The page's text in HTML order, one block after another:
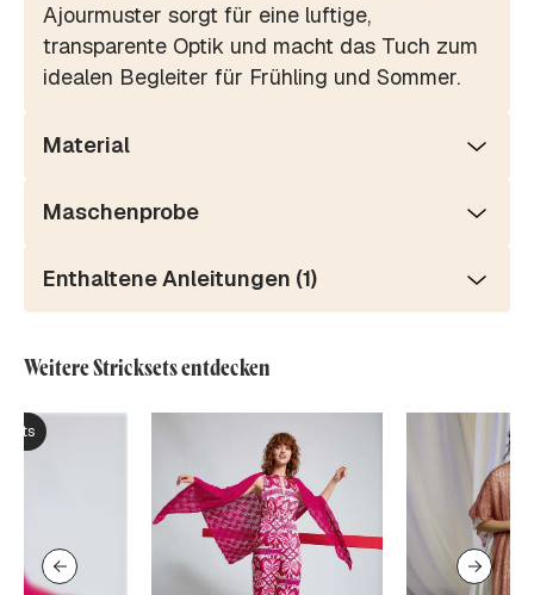
Ajourmuster sorgt für eine luftige,
transparente Optik und macht das Tuch zum
idealen Begleiter für Frühling und Sommer.
Material
Maschenprobe
Enthaltene Anleitungen (1)
Weitere Stricksets entdecken